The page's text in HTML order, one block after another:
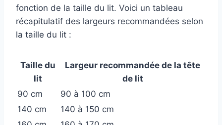
fonction de la taille du lit. Voici un tableau
récapitulatif des largeurs recommandées selon
la taille du lit :
Taille du
lit
Largeur recommandée de la tête
de lit
90 cm
90 à 100 cm
140 cm
140 à 150 cm